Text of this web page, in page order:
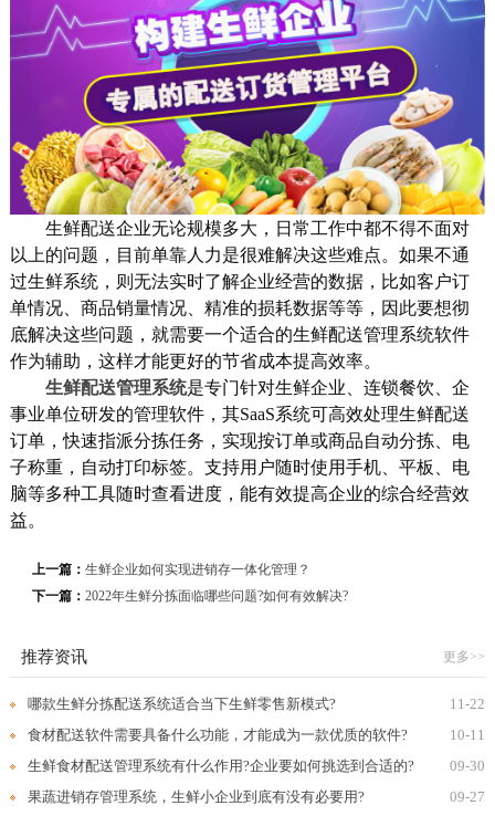
生鲜配送企业无论规模多大，日常工作中都不得不面对
以上的问题，目前单靠人力是很难解决这些难点。如果不通
过生鲜系统，则无法实时了解企业经营的数据，比如客户订
单情况、商品销量情况、精准的损耗数据等等，因此要想彻
底解决这些问题，就需要一个适合的生鲜配送管理系统软件
作为辅助，这样才能更好的节省成本提高效率。
生鲜配送管理系统是专门针对生鲜企业、连锁餐饮、企
事业单位研发的管理软件，其SaaS系统可高效处理生鲜配送
订单，快速指派分拣任务，实现按订单或商品自动分拣、电
子称重，自动打印标签。支持用户随时使用手机、平板、电
脑等多种工具随时查看进度，能有效提高企业的综合经营效
益。
上一篇： 生鲜企业如何实现进销存一体化管理？
下一篇： 2022年生鲜分拣面临哪些问题?如何有效解决?
推荐资讯 更多>>
11-22
哪款生鲜分拣配送系统适合当下生鲜零售新模式?
10-11
食材配送软件需要具备什么功能，才能成为一款优质的软件?
09-30
生鲜食材配送管理系统有什么作用?企业要如何挑选到合适的?
09-27
果蔬进销存管理系统，生鲜小企业到底有没有必要用?